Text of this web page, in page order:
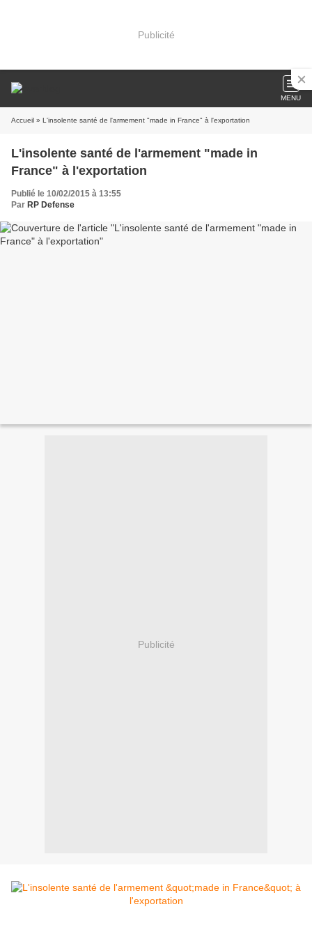
Publicité
MENU
Accueil » L'insolente santé de l'armement "made in France" à l'exportation
L'insolente santé de l'armement "made in
France" à l'exportation
Publié le 10/02/2015 à 13:55
Par RP Defense
Publicité